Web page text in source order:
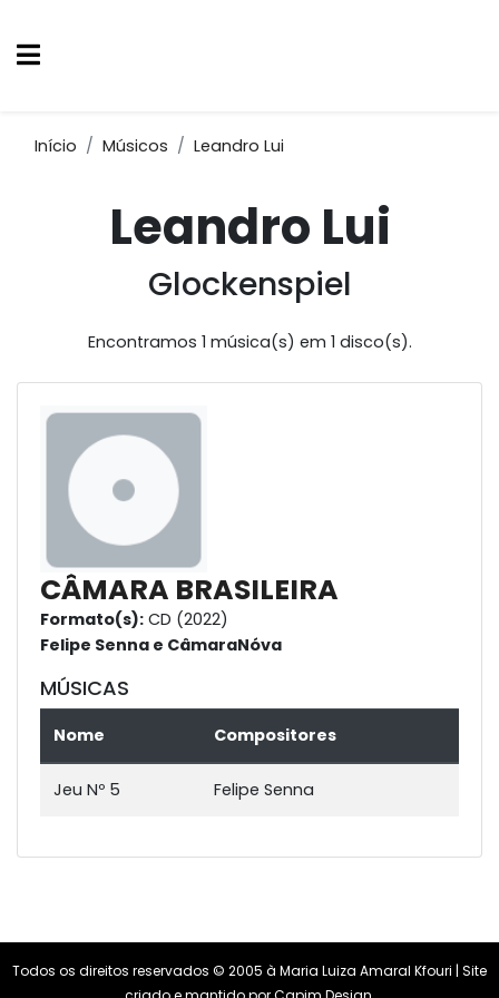
Início Músicos Leandro Lui
Leandro Lui
Glockenspiel
Encontramos 1 música(s) em 1 disco(s).
CÂMARA BRASILEIRA
Formato(s): CD (2022)
Felipe Senna e CâmaraNóva
MÚSICAS
Nome Compositores
Jeu Nº 5 Felipe Senna
Todos os direitos reservados © 2005 à Maria Luiza Amaral Kfouri | Site